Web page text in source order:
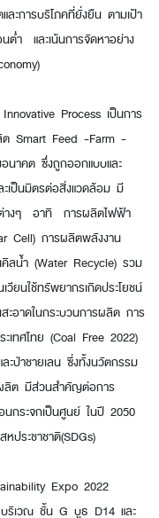
ละการบริโภคที่ยั่งยืน ตามเป้า
ำ และเน้นการจัดหาอย่าง
Process เป็นการ
ต Smart Feed -Farm -
นาคต ซึ่งถูกออกแบบและ
เป็นมิตรต่อสิ่งแวดล้อม มี
ต่างๆ อาทิ การผลิตไฟฟ้า
Cell) การผลิตพลังงาน
คิลน้ำ (Water Recycle) รวม
ยนใช้ทรัพยากรเกิดประโยชน์
อาดในกระบวนการผลิต การ
เทศไทย (Coal Free 2022)
ป่าชายเลน ซี่งทั้งนวัตกรรม
ผลิต มีส่วนสำคัญต่อการ
นกระจกเป็นศูนย์ ในปี 2050
ประชาชาติ(SDGs)
Expo 2022
ริเวณ ชั้น G บูธ D14 และ